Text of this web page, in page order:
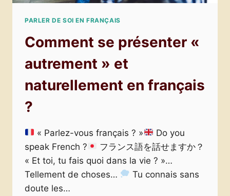
PARLER DE SOI EN FRANÇAIS
Comment se présenter «
autrement » et
naturellement en français
?
« Parlez-vous français ? »
Do you
speak French ?
フランス語を話せますか？
« Et toi, tu fais quoi dans la vie ? »…
Tellement de choses…
Tu connais sans
doute les…